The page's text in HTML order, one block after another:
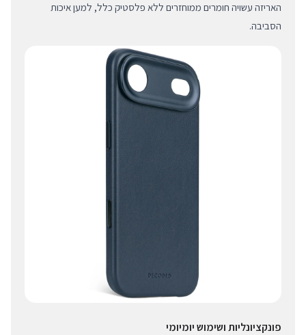
האריזה עשויה חומרים ממוחזרים ללא פלסטיק כלל, למען איכות
הסביבה.
פונקציונליות ושימוש יומיומי